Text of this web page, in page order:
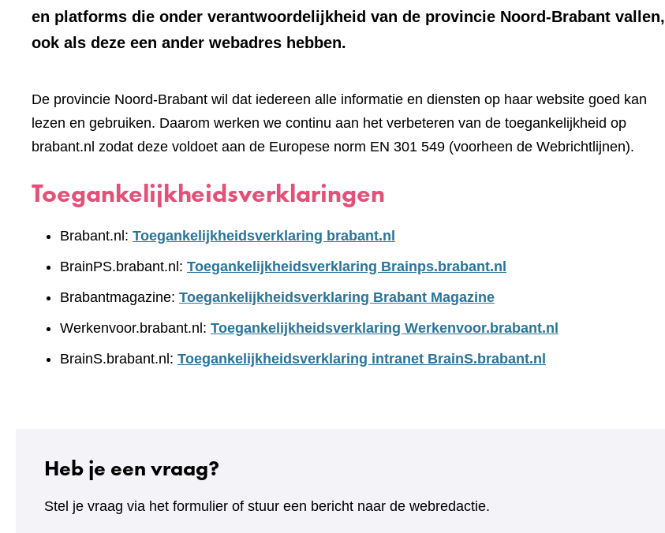
en platforms die onder verantwoordelijkheid van de provincie Noord-Brabant vallen,
ook als deze een ander webadres hebben.
De provincie Noord-Brabant wil dat iedereen alle informatie en diensten op haar website goed kan
lezen en gebruiken. Daarom werken we continu aan het verbeteren van de toegankelijkheid op
brabant.nl zodat deze voldoet aan de Europese norm EN 301 549 (voorheen de Webrichtlijnen).
Toegankelijkheidsverklaringen
Brabant.nl: Toegankelijkheidsverklaring brabant.nl
BrainPS.brabant.nl: Toegankelijkheidsverklaring Brainps.brabant.nl
Brabantmagazine: Toegankelijkheidsverklaring Brabant Magazine
Werkenvoor.brabant.nl: Toegankelijkheidsverklaring Werkenvoor.brabant.nl
BrainS.brabant.nl: Toegankelijkheidsverklaring intranet BrainS.brabant.nl
Heb je een vraag?
Stel je vraag via het formulier of stuur een bericht naar de webredactie.